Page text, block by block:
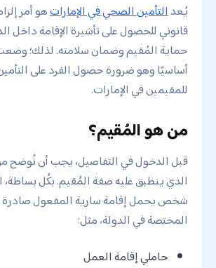
يُعدالتأمين الصحي في الإماراتهو أمر
قانوني للحصول على تأشيرة الإقامة داخل
حماية المُقيم وضمان سلامته. لذلك؛
أساسيًا وهو ضرورة حصول الفرد على
للمقيمين في الإمارات.
من هو المُقيم؟
قبل الدخول في التفاصيل، يجب أن
الذي ينطبق عليه صفة المُقيم. بكُل
شخص يحمل إقامة سارية المفعول
المختصة في الدولة، مثل:
حاملي إقامة العمل